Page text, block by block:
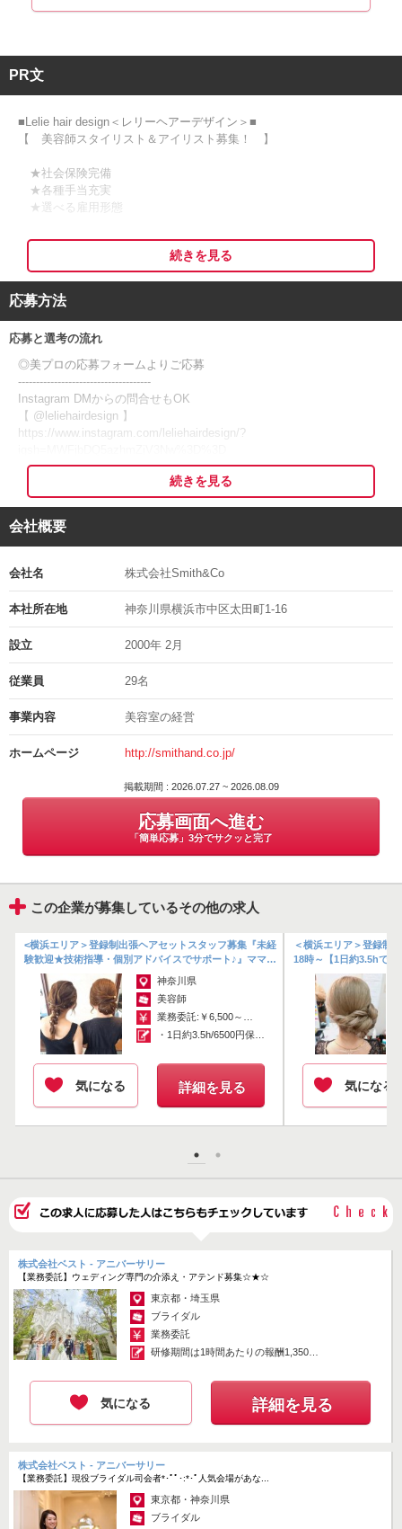
PR文
■Lelie hair design＜レリーヘアーデザイン＞■
【 美容師スタイリスト＆アイリスト募集！ 】
★社会保険完備
★各種手当充実
★選べる雇用形態
JR 西浦上駅3分、長崎電気軌道 住吉駅2分の好立地♪
安心して長く働いてほしいから、働く環境にも力を入れています。
一緒に働くスタッフに喜んでもらえるようなサロン作りを目指してい
ます。
＊■ こんなサロン ■＊
オーナーの「地元に恩返しがしたい！」との想いから、オーナーの故
郷でもある長崎でもサロン運営をしています！
主婦・ママ活躍中☆女性も働きやすい環境です。
一緒に笑顔いっぱいのお店づくりを目指しましょう！
＊■ しっかり稼げます！ ■＊
◎正社員は最低保証20万円＋歩合給
→ 歩合率が良いのがポイントです♪
◎業務委託は還元率６０％
→ 集客や材料はお店負担
収入は売り上げに応じてドンドン増えていくシステムなので、あなた
毎月頑張った分はお給与に反映していきます！
＊■ プライベートも充実 ■＊
◎完全週休二日＆シフト制で働きやすい
◎早番だと18:30退社が可能♪
◎休憩はしっかり1時間！
ママさんスタイリストも活躍中♪月収50万円ほど！！
シフト制なので希望に合わせて休暇も取りやすいです。
しめちゃいます♪
また、出勤時に予約を切るので休憩時間もしっかり1時間取っていた
だけます◎
撮影会やBBQ、新年会、ヘアーショーなどイベントも盛りだくさん◎
いつか長崎店と横浜店の合同でなにかできたらいいなぁ...などと思っ
てます！
長く働いてほしいからこそ、あなたに合わせた働き方を一緒に見つけ
ていきましょう♪
皆様からのご応募、心よりお待ちしております！
＊-＊-＊-＊-＊-＊-＊-＊-＊-＊-＊-＊-＊
igsh=MWFjbDQ5azhmZjV3Nw%3D%3D
掲載期間 : 2026.07.27 ~ 2026.08.09
応募画面へ進む
続きを見る
応募方法
応募と選考の流れ
◎美プロの応募フォームよりご応募
-------------------------------------
Instagram DMからの問合せもOK
【 @leliehairdesign 】
https://www.instagram.com/leliehairdesign/?
-------------------------------------
◎配属先担当者との面接
↓
◎採用決定
◎入社
※応募の秘密は厳守いたします
面接時にご案内します ＊LINE【 ID：@rgp4679l 】にて予備面接あり
担当の部署や氏名
045-212-5808
続きを見る
会社概要
会社名 株式会社Smith&Co
本社所在地 神奈川県横浜市中区太田町1-16
設立 2000年 2月
従業員 29名
事業内容 美容室の経営
ホームページ http://smithand.co.jp/
掲載期間 : 2026.07.27 ~ 2026.08.09
応募画面へ進む
「簡単応募」3分でサクッと完了
この企業が募集しているその他の求人
<横浜エリア＞登録制出張ヘアセットスタッフ募集『未経
験歓迎★技術指導・個別アドバイスでサポート♪』ママも
働きやすいフリー出勤！＼18時...
神奈川県
美容師
業務委託:￥6,500～￥9,000
・1日約3.5h/6500円保障 ・日...
気になる 詳細を見る
＜横浜エリア＞登録制
18時～【1日約3.5hで
1700円以上のお仕事で
気になる
株式会社ベスト - アニバーサリー
【業務委託】ウェディング専門の介添え・アテンド募集☆★☆
東京都・埼玉県
ブライダル
業務委託
気になる 詳細を見る
株式会社ベスト - アニバーサリー
【業務委託】現役ブライダル司会者*･ﾟﾟ･:*･ﾟ人気会場があな...
東京都・神奈川県
ブライダル